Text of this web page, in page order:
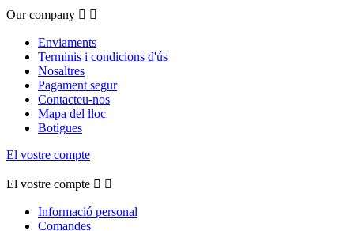
Our company  
Enviaments
Terminis i condicions d'ús
Nosaltres
Pagament segur
Contacteu-nos
Mapa del lloc
Botigues
El vostre compte
El vostre compte  
Informació personal
Comandes